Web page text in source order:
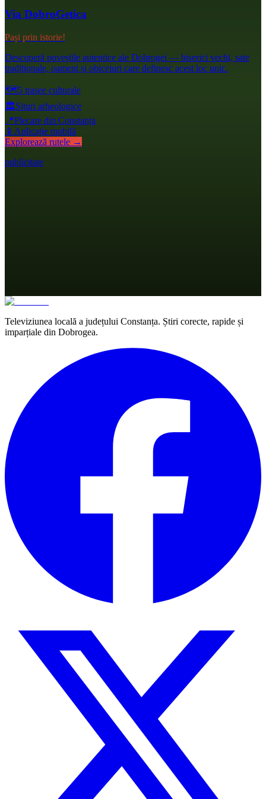
Via DobroGetica
Pași prin istorie!
Descoperă poveștile autentice ale Dobrogei — biserici vechi, sate
tradiționale, oameni și obiceiuri care definesc acest loc unic.
🗺️5 trasee culturale
🏛️Situri arheologice
📍Plecare din Constanța
📱 Aplicație mobilă
Explorează rutele →
publicitate
Televiziunea locală a județului Constanța. Știri corecte, rapide și
imparțiale din Dobrogea.